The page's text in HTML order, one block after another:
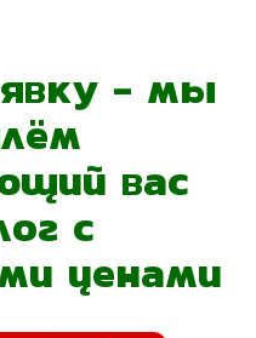
- мы
вас
с
ценами